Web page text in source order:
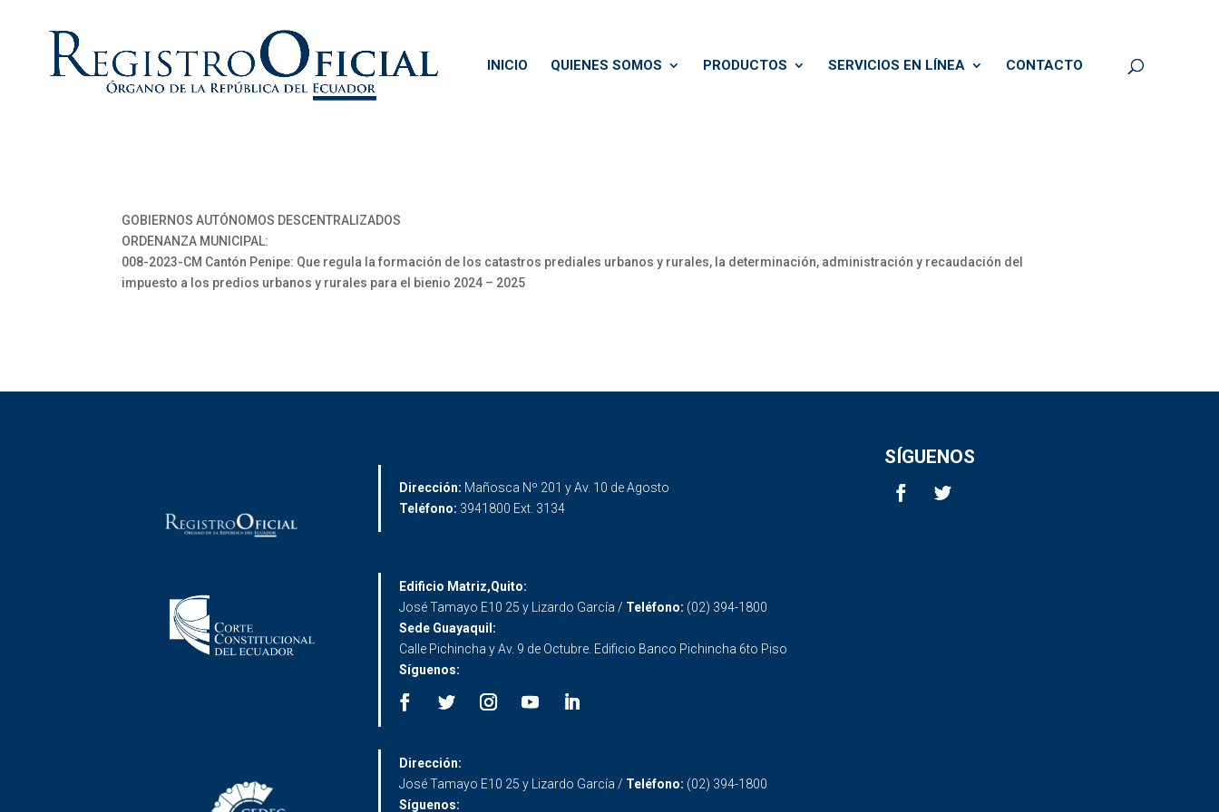
INICIO QUIENES SOMOS PRODUCTOS SERVICIOS EN LÍNEA CONTACTO
GOBIERNOS AUTÓNOMOS DESCENTRALIZADOS
ORDENANZA MUNICIPAL:
008-2023-CM Cantón Penipe: Que regula la formación de los catastros prediales urbanos y rurales, la determinación, administración y recaudación del
impuesto a los predios urbanos y rurales para el bienio 2024 – 2025
Dirección: Mañosca Nº 201 y Av. 10 de Agosto
Teléfono: 3941800 Ext. 3134
SÍGUENOS
Edificio Matriz,Quito:
José Tamayo E10 25 y Lizardo García / Teléfono: (02) 394-1800
Sede Guayaquil:
Calle Pichincha y Av. 9 de Octubre. Edificio Banco Pichincha 6to Piso
Síguenos:
Dirección:
José Tamayo E10 25 y Lizardo García / Teléfono: (02) 394-1800
Síguenos: